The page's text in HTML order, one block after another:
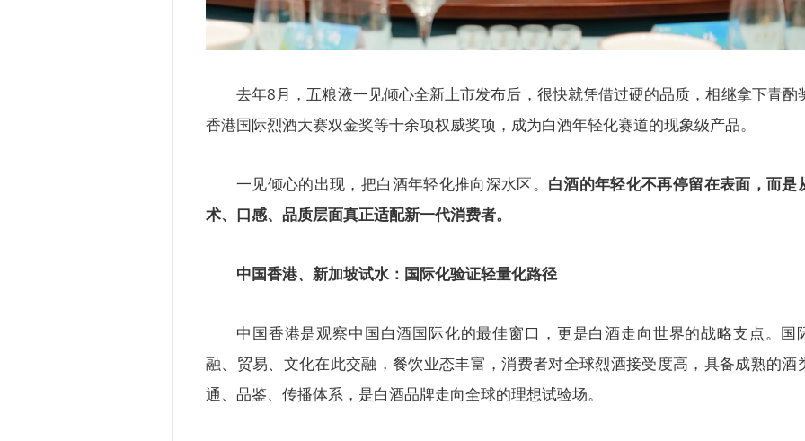
去年8月，五粮液一见倾心全新上市发布后，很快就凭借过硬的品质，相继拿下青酌
香港国际烈酒大赛双金奖等十余项权威奖项，成为白酒年轻化赛道的现象级产品。
一见倾心的出现，把白酒年轻化推向深水区。 白酒的年轻化不再停留在表面，而是
术、口感、品质层面真正适配新一代消费者。
中国香港、新加坡试水：国际化验证轻量化路径
中国香港是观察中国白酒国际化的最佳窗口，更是白酒走向世界的战略支点。国
融、贸易、文化在此交融，餐饮业态丰富，消费者对全球烈酒接受度高，具备成熟的酒
通、品鉴、传播体系，是白酒品牌走向全球的理想试验场。